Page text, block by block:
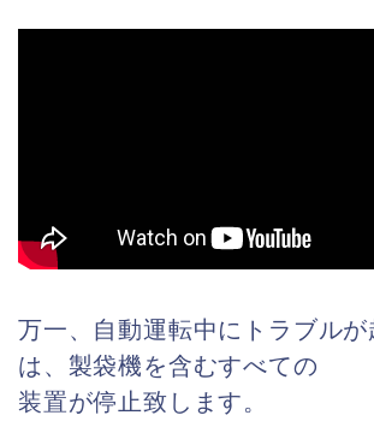
万一、自動運転中にトラブルが
は、製袋機を含むすべての
装置が停止致します。